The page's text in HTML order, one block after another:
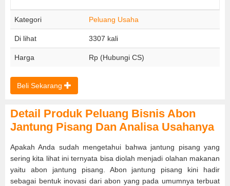
Kategori Peluang Usaha
Di lihat 3307 kali
Harga Rp (Hubungi CS)
Beli Sekarang
Detail Produk Peluang Bisnis Abon
Jantung Pisang Dan Analisa Usahanya
Apakah Anda sudah mengetahui bahwa jantung pisang yang
sering kita lihat ini ternyata bisa diolah menjadi olahan makanan
yaitu abon jantung pisang. Abon jantung pisang kini hadir
sebagai bentuk inovasi dari abon yang pada umumnya terbuat